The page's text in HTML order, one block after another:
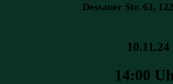
Dessauer Str. 63,
10.11.24
14:00